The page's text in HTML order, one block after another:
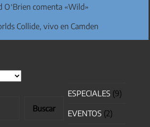
O’Brien comenta «Wild»
Collide, vivo en Camden
Buscar
ESPECIALES (9)
EVENTOS (2)